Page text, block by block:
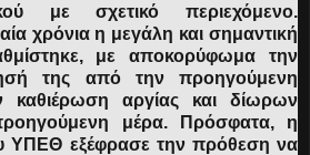
με σχετικό περιεχόμενο.
χρόνια η μεγάλη και σημαντική
με αποκορύφωμα την
της από την προηγούμενη
καθιέρωση αργίας και δίωρων
μέρα. Πρόσφατα, η
ΥΠΕΘ εξέφρασε την πρόθεση να